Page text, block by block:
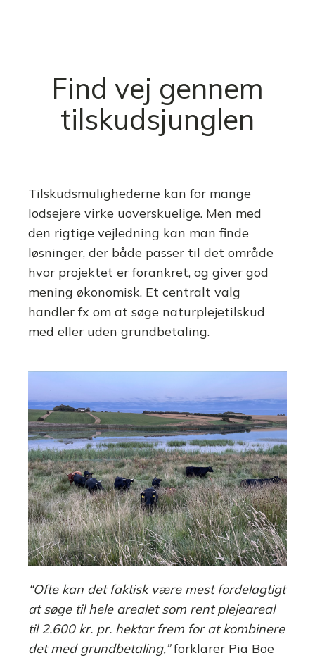
Find vej gennem
tilskudsjunglen
Tilskudsmulighederne kan for mange
lodsejere virke uoverskuelige. Men med
den rigtige vejledning kan man finde
løsninger, der både passer til det område
hvor projektet er forankret, og giver god
mening økonomisk. Et centralt valg
handler fx om at søge naturplejetilskud
med eller uden grundbetaling.
“Ofte kan det faktisk være mest fordelagtigt
at søge til hele arealet som rent plejeareal
til 2.600 kr. pr. hektar frem for at kombinere
det med grundbetaling,”forklarer Pia Boe